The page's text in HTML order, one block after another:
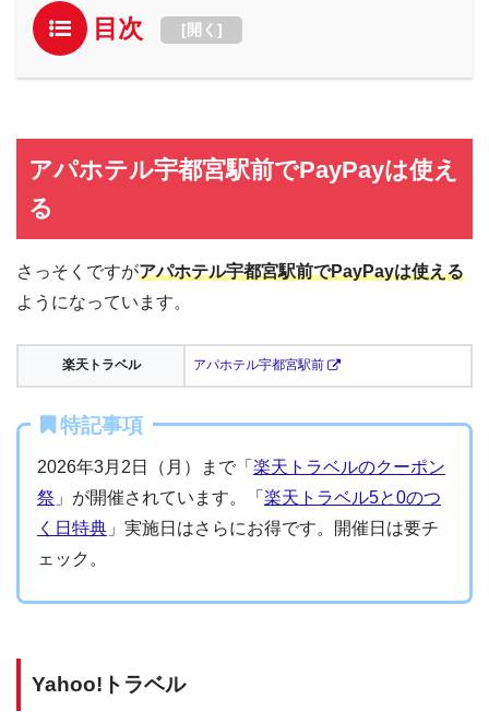
目次 [開く ]
アパホテル宇都宮駅前でPayPayは使え
る
さっそくですがアパホテル宇都宮駅前でPayPayは使える
ようになっています。
楽天トラベル アパホテル宇都宮駅前
特記事項
2026年3月2日（月）まで「 楽天トラベルのクーポン
祭 」が開催されています。「 楽天トラベル5と0のつ
く日特典 」実施日はさらにお得です。開催日は要チ
ェック。
Yahoo!トラベル